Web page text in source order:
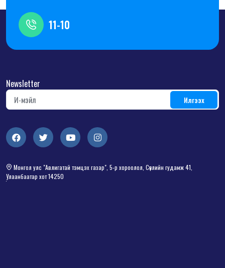
11-10
Newsletter
Монгол улс "Авлигатай тэмцэх газар", 5-р хороолол, Сөүлийн гудамж 41,
Улаанбаатар хот 14250